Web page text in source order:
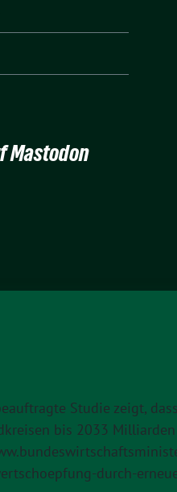
Mastodon
Studie zeigt,
bis 2033
durch-